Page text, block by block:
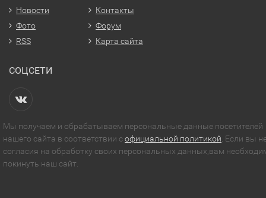
Новости
Фото
RSS
Контакты
Форум
Карта сайта
СОЦСЕТИ
Мы получаем и обрабатываем персональные данные посетителей
нашего сайта в соответствии софициальной политикой . Если вы
согласия на обработку своих персональных данных,вам
покинуть наш сайт.